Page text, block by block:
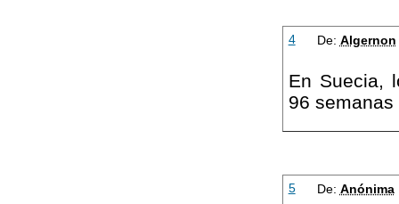
4 De: Algernon
En Suecia,
96 semanas
5 De: Anónima